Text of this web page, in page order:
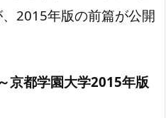
2015年版の前篇が公開
京都学園大学2015年版